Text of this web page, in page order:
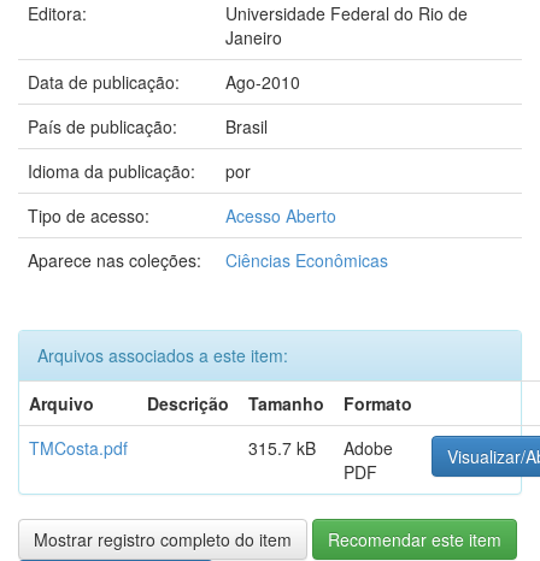
Editora:
Universidade Federal do Rio de
Janeiro
Data de publicação:
Ago-2010
País de publicação:
Brasil
Idioma da publicação:
por
Tipo de acesso:
Acesso Aberto
Aparece nas coleções:
Ciências Econômicas
Arquivos associados a este item:
Arquivo
Descrição Tamanho
Formato
TMCosta.pdf
315.7 kB
Adobe
PDF
Visualizar/
Mostrar registro completo do item
Recomendar este item